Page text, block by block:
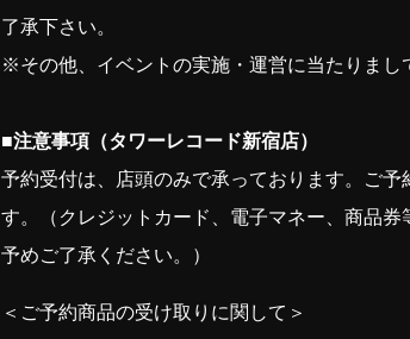
了承下さい。
※その他、イベントの実施・運営に当たりまし
■注意事項（タワーレコード新宿店）
予約受付は、店頭のみで承っております。ご
す。（クレジットカード、電子マネー、商品
予めご了承ください。）
＜ご予約商品の受け取りに関して＞